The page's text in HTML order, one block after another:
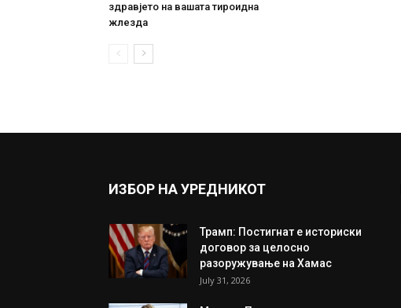
здравјето на вашата тироидна
жлезда
ИЗБОР НА УРЕДНИКОТ
Трамп: Постигнат е историски
договор за целосно
разоружување на Хамас
July 31, 2026